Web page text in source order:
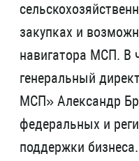
закупках и
навигатора МСП. В
генеральный
МСП» Александр
федеральных и
поддержки